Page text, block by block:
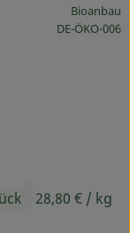
28,80 € / kg
Bioanbau
,DE-ÖKO-006